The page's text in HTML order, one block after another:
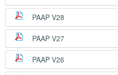
PAAP V28
PAAP V27
PAAP V26